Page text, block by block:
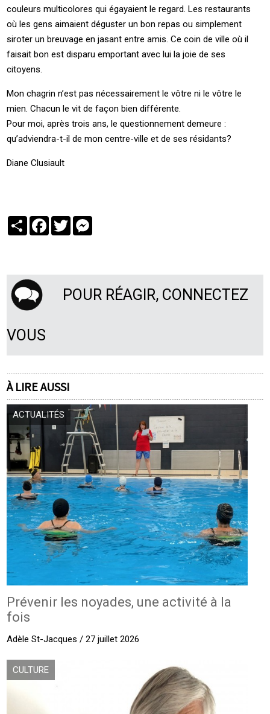
couleurs multicolores qui égayaient le regard. Les restaurants
où les gens aimaient déguster un bon repas ou simplement
siroter un breuvage en jasant entre amis. Ce coin de ville où il
faisait bon est disparu emportant avec lui la joie de ses
citoyens.
Mon chagrin n’est pas nécessairement le vôtre ni le vôtre le
mien. Chacun le vit de façon bien différente.
Pour moi, après trois ans, le questionnement demeure :
qu’adviendra-t-il de mon centre-ville et de ses résidants?
Diane Clusiault
PartagerFacebook
Twitter
POUR RÉAGIR, CONNECTEZ
VOUS
À LIRE AUSSI
ACTUALITÉS
Prévenir les noyades, une activité à la
fois
Adèle St-Jacques / 27 juillet 2026
CULTURE